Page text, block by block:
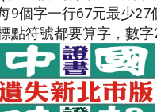
9個字一行67元最少27
點符號都要算字，數